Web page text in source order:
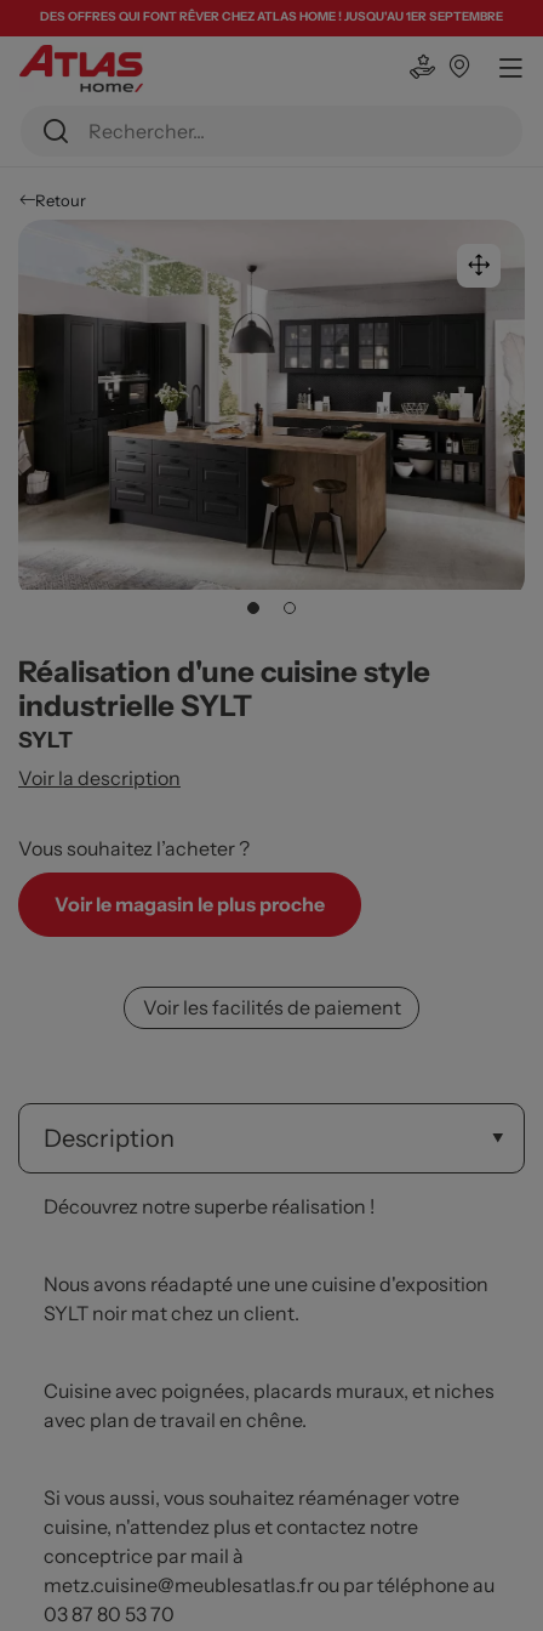
DES OFFRES QUI FONT RÊVER CHEZ ATLAS HOME ! JUSQU'AU 1ER SEPTEMBRE
Retour
Réalisation d'une cuisine style
industrielle SYLT
SYLT
Voir la description
Vous souhaitez l’acheter ?
Voir le magasin le plus proche
Voir les facilités de paiement
Description
Découvrez notre superbe réalisation !
Nous avons réadapté une une cuisine d'exposition
SYLT noir mat chez un client.
Cuisine avec poignées, placards muraux, et niches
avec plan de travail en chêne.
Si vous aussi, vous souhaitez réaménager votre
cuisine, n'attendez plus et contactez notre
conceptrice par mail à
metz.cuisine@meublesatlas.fr ou par téléphone au
03 87 80 53 70